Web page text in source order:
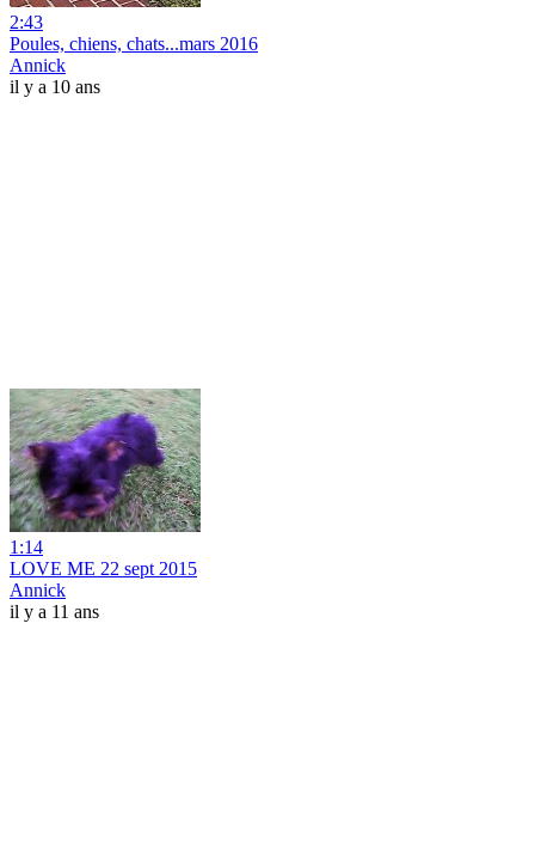
2:43
Poules, chiens, chats...mars 2016
Annick
il y a 10 ans
1:14
LOVE ME 22 sept 2015
Annick
il y a 11 ans